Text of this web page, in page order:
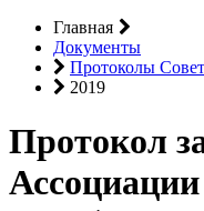
Главная
Документы
Протоколы
2019
Протокол